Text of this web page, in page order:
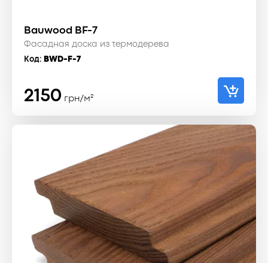
Bauwood BF-7
Фасадная доска из термодерева
Код: BWD-F-7
2150 грн/м²